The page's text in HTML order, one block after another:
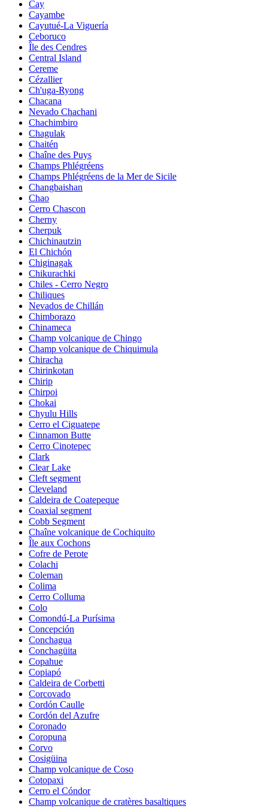
Cay
Cayambe
Cayutué-La Viguería
Ceboruco
Île des Cendres
Central Island
Cereme
Cézallier
Ch'uga-Ryong
Chacana
Nevado Chachani
Chachimbiro
Chagulak
Chaitén
Chaîne des Puys
Champs Phlégréens
Champs Phlégréens de la Mer de Sicile
Changbaishan
Chao
Cerro Chascon
Cherny
Cherpuk
Chichinautzin
El Chichón
Chiginagak
Chikurachki
Chiles - Cerro Negro
Chiliques
Nevados de Chillán
Chimborazo
Chinameca
Champ volcanique de Chingo
Champ volcanique de Chiquimula
Chiracha
Chirinkotan
Chirip
Chirpoi
Chokai
Chyulu Hills
Cerro el Ciguatepe
Cinnamon Butte
Cerro Cinotepec
Clark
Clear Lake
Cleft segment
Cleveland
Caldeira de Coatepeque
Coaxial segment
Cobb Segment
Chaîne volcanique de Cochiquito
Île aux Cochons
Cofre de Perote
Colachi
Coleman
Colima
Cerro Colluma
Colo
Comondú-La Purísima
Concepción
Conchagua
Conchagüita
Copahue
Copiapó
Caldeira de Corbetti
Corcovado
Cordón Caulle
Cordón del Azufre
Coronado
Coropuna
Corvo
Cosigüina
Champ volcanique de Coso
Cotopaxi
Cerro el Cóndor
Champ volcanique de cratères basaltiques